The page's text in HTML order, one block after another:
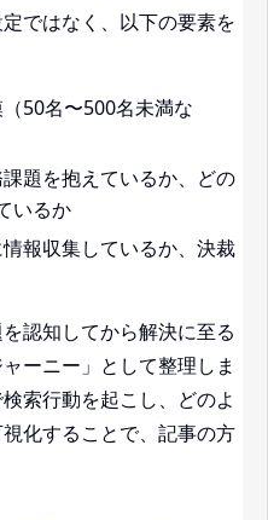
ではなく、以下の要素を
50名〜500名未満な
題を抱えているか、どの
いるか
報収集しているか、決裁
認知してから解決に至る
ーニー」として整理しま
索行動を起こし、どのよ
化することで、記事の方